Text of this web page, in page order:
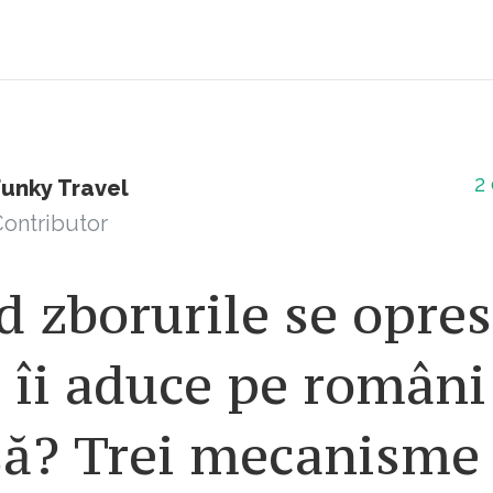
Travel
2
zborurile se
îi aduce pe români
Trei mecanisme